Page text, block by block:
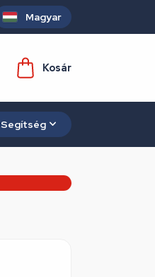
Magyar
Kosár
Segítség